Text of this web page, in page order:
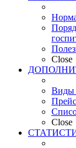
Close
Виды
Close